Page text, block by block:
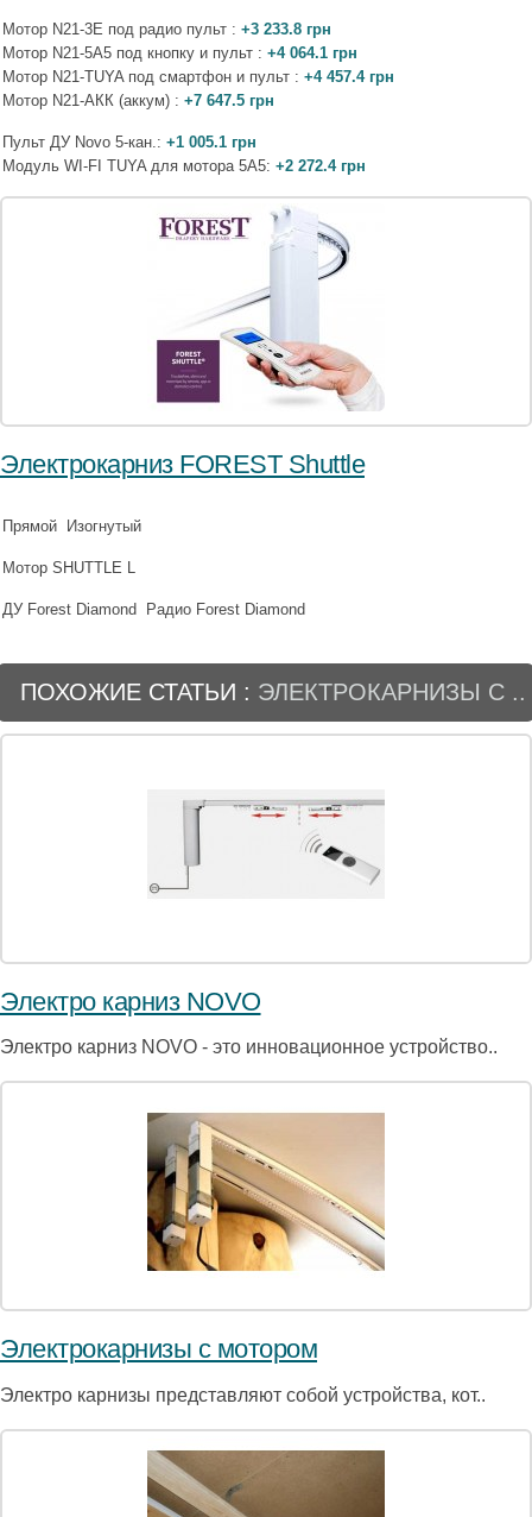
Мотор N21-3E под радио пульт : +3 233.8 грн
Мотор N21-5A5 под кнопку и пульт : +4 064.1 грн
Мотор N21-TUYA под смартфон и пульт : +4 457.4 грн
Мотор N21-АКК (аккум) : +7 647.5 грн
Пульт ДУ Novo 5-кан.: +1 005.1 грн
Модуль WI-FI TUYA для мотора 5A5: +2 272.4 грн
Электрокарниз FOREST Shuttle
Прямой Изогнутый
Мотор SHUTTLE L
ДУ Forest Diamond Радио Forest Diamond
ПОХОЖИЕ СТАТЬИ : ЭЛЕКТРОКАРНИЗЫ С ..
Электро карниз NOVO
Электро карниз NOVO - это инновационное устройство..
Электрокарнизы с мотором
Электро карнизы представляют собой устройства, кот..